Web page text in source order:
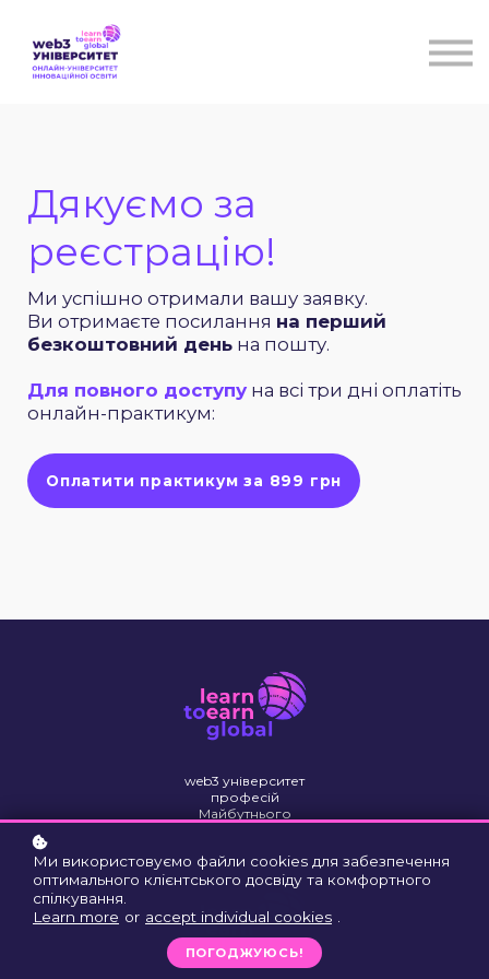
Дякуємо за
реєстрацію!
Ми успішно отримали вашу заявку.
Ви отримаєте посилання на перший
безкоштовний день на пошту.
Для повного доступу на всі три дні оплатіть
онлайн-практикум:
Оплатити практикум за 899 грн
web3 університет
професій
Майбутнього
Ми використовуємо файли cookies для забезпечення
оптимального клієнтського досвіду та комфортного
спілкування.
Learn more or accept individual cookies
ПОГОДЖУЮСЬ!